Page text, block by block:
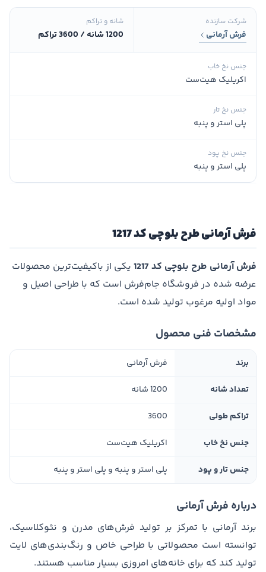
شرکت سازنده
فرش آرمانی
شانه و تراکم
1200 شانه / 3600 تراکم
جنس نخ خاب
اکریلیک هیت‌ست
جنس نخ تار
پلی استر و پنبه
جنس نخ پود
پلی استر و پنبه
فرش آرمانی طرح بلوچی کد 1217
فرش آرمانی طرح بلوچی کد 1217
یکی از باکیفیت‌ترین محصولات
عرضه شده در فروشگاه جام‌فرش است که با طراحی اصیل و
مواد اولیه مرغوب تولید شده است.
مشخصات فنی محصول
برند فرش آرمانی
تعداد شانه 1200 شانه
تراکم طولی 3600
جنس نخ خاب اکریلیک هیت‌ست
جنس تار و پود پلی استر و پنبه و پلی استر و پنبه
درباره فرش آرمانی
برند آرمانی با تمرکز بر تولید فرش‌های مدرن و نئوکلاسیک،
توانسته است محصولاتی با طراحی خاص و رنگ‌بندی‌های لایت
تولید کند که برای خانه‌های امروزی بسیار مناسب هستند.